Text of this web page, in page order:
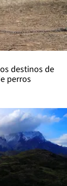
destinos de
perros